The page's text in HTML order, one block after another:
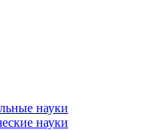
науки
науки